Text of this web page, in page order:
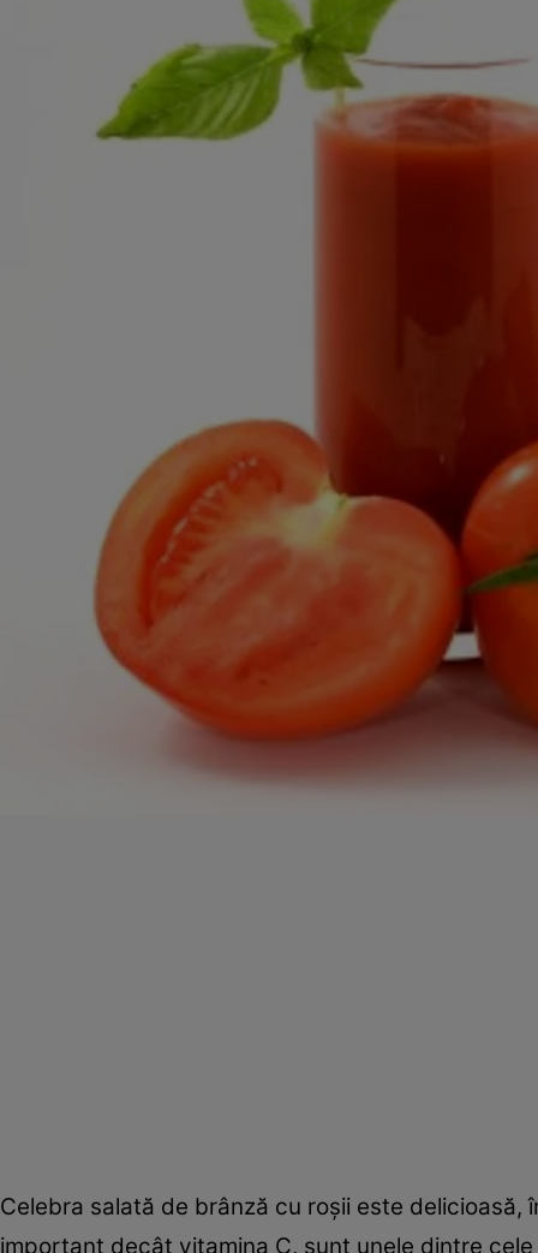
Celebra salată de brânză cu roşii este
important decât vitamina C, sunt unele dintre